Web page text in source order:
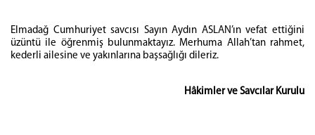
Elmadağ Cumhuriyet savcısı Sayın Aydın ASLAN’ın vefat ettiğini
üzüntü ile öğrenmiş bulunmaktayız. Merhuma Allah’tan rahmet,
kederli ailesine ve yakınlarına başsağlığı dileriz.
Hâkimler ve Savcılar Kurulu